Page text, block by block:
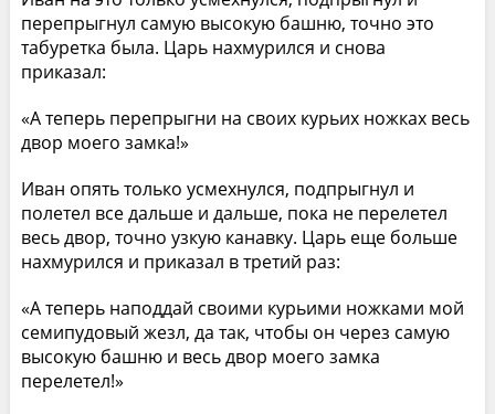
перепрыгнул самую высокую башню, точно это
табуретка была. Царь нахмурился и снова
приказал:
«А теперь перепрыгни на своих курьих ножках весь
двор моего замка!»
Иван опять только усмехнулся, подпрыгнул и
полетел все дальше и дальше, пока не перелетел
весь двор, точно узкую канавку. Царь еще больше
нахмурился и приказал в третий раз:
«А теперь наподдай своими курьими ножками мой
семипудовый жезл, да так, чтобы он через самую
высокую башню и весь двор моего замка
перелетел!»